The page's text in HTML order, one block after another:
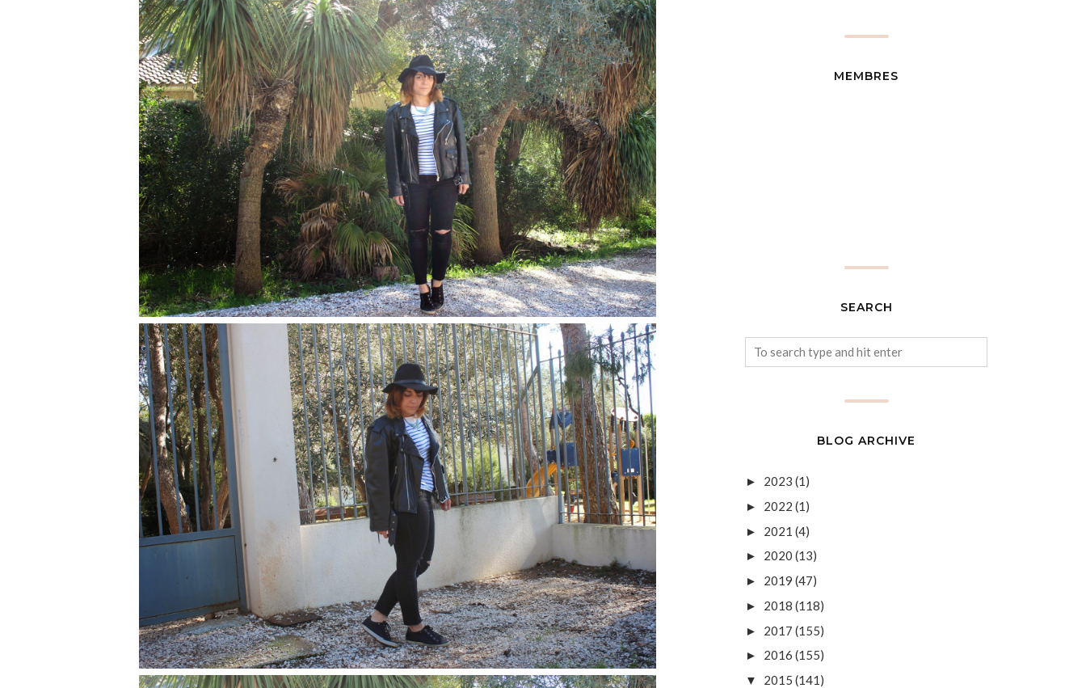
MEMBRES
SEARCH
BLOG ARCHIVE
► 2023 (1)
► 2022 (1)
► 2021 (4)
► 2020 (13)
► 2019 (47)
► 2018 (118)
► 2017 (155)
► 2016 (155)
▼ 2015 (141)